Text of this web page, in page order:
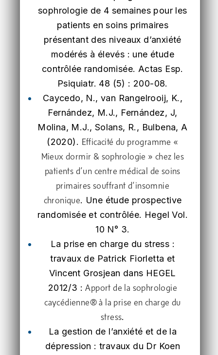
sophrologie de 4 semaines pour les
patients en soins primaires
présentant des niveaux d’anxiété
modérés à élevés : une étude
contrôlée randomisée. Actas Esp.
Psiquiatr. 48 (5) : 200-08.
Caycedo, N., van Rangelrooij, K.,
Fernández, M.J., Fernández, J,
Molina, M.J., Solans, R., Bulbena, A
(2020). Efficacité du programme «
Mieux dormir & sophrologie » chez les
patients d’un centre médical de soins
primaires souffrant d’insomnie
chronique. Une étude prospective
randomisée et contrôlée. Hegel Vol.
10 N° 3.
La prise en charge du stress :
travaux de Patrick Fiorletta et
Vincent Grosjean dans HEGEL
2012/3 :Apport de la sophrologie
caycédienne® à la prise en charge du
stress.
La gestion de l’anxiété et de la
dépression : travaux du Dr Koen